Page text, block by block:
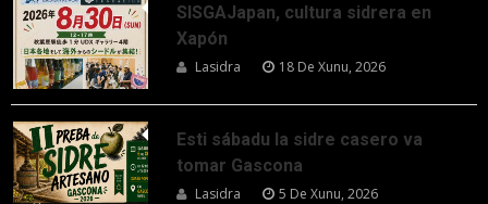
SISGAJapan, cultura sidrera en
Xapón
Lasidra 18 De Xunu, 2026
Esti sábadu la sidre casero va
tomar Gascona
Lasidra 5 De Xunu, 2026